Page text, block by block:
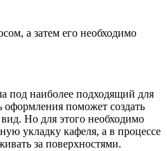
а затем его необходимо
под наиболее подходящий для
поможет создать
Но для этого необходимо
укладку кафеля, а в процессе
за поверхностями.